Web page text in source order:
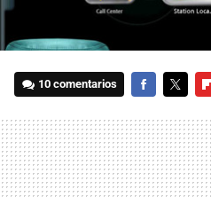
10 comentarios